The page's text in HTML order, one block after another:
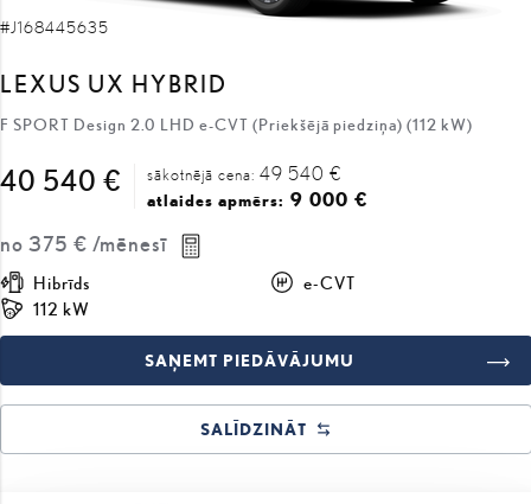
#J168445635
LEXUS UX HYBRID
F SPORT Design 2.0 LHD e-CVT (Priekšējā piedziņa) (112 kW)
40 540 € sākotnējā cena: 49 540 €
atlaides apmērs: 9 000 €
no 375 € /mēnesī
Hibrīds
e-CVT
112 kW
SAŅEMT PIEDĀVĀJUMU
SALĪDZINĀT